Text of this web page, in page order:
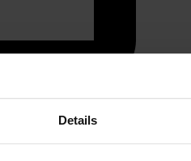
Details